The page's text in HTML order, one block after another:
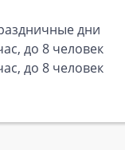
дни
до 8 человек
до 8 человек